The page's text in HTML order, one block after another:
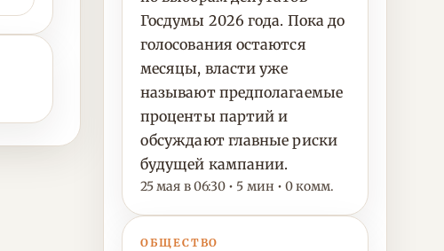
Госдумы 2026 года. Пока до
голосования остаются
месяцы, власти уже
называют предполагаемые
проценты партий и
обсуждают главные риски
будущей кампании.
25 мая в 06:30 • 5 мин • 0 комм.
ОБЩЕСТВО